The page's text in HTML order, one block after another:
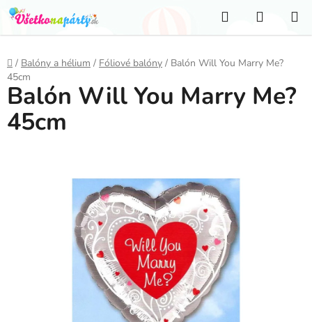
Prejsť
na
obsah
Hľadať
KOŠÍK
Domov
/ Balóny a hélium / Fóliové balóny / Balón Will You Marry Me?
45cm
Balón Will You Marry Me?
45cm